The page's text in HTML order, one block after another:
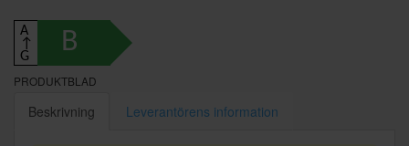
A
↑
G
B
PRODUKTBLAD
Beskrivning Leverantörens information